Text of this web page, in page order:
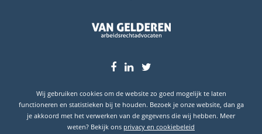
Klantwaardering
9.7
Wij gebruiken cookies om de website zo goed mogelijk te laten
functioneren en statistieken bij te houden. Bezoek je onze website, dan ga
je akkoord met het verwerken van de gegevens die wij hebben. Meer
weten? Bekijk ons privacy en cookiebeleid